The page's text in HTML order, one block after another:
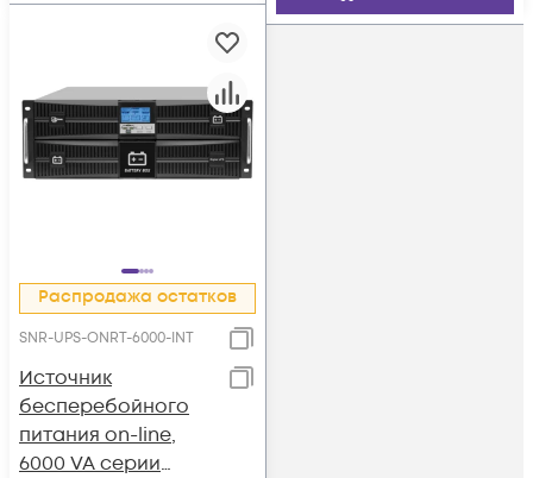
Распродажа остатков
SNR-UPS-ONRT-6000-INT
Источник
бесперебойного
питания on-line,
6000 VA серии